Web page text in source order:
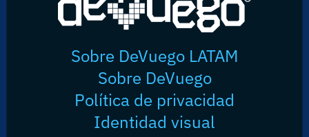
Sobre DeVuego LATAM
Sobre DeVuego
Política de privacidad
Identidad visual